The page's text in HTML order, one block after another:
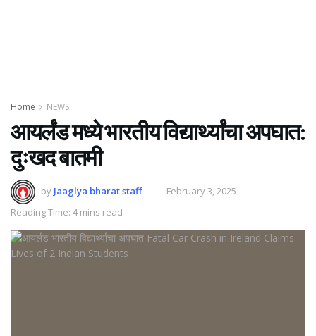
Home NEWS
आयर्लंड मध्ये भारतीय विद्यार्थ्यांचा अपघात:
दुःखद बातमी
by Jaaglya bharat staff
February 3, 2025
Reading Time: 4 mins read